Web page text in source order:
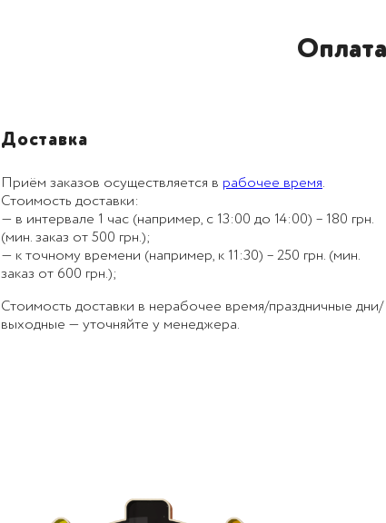
Доставка
Приём заказов осуществляется в рабочее время.
Стоимость доставки:
— в интервале 1 час (например, с 13:00 до 14:00) – 180 грн.
(мин. заказ от 500 грн.);
— к точному времени (например, к 11:30) – 250 грн. (мин.
заказ от 600 грн.);
Стоимость доставки в нерабочее время/праздничные дни/
выходные — уточняйте у менеджера.